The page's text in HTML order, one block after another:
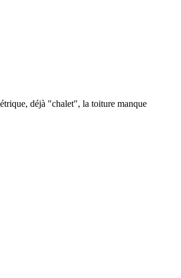
déjà "chalet", la toiture manque